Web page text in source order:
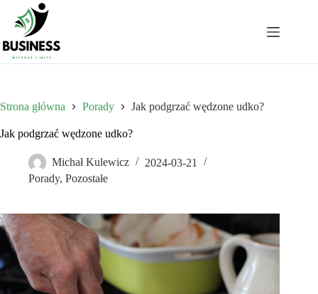
Przejdź
treści
Strona główna Porady Jak podgrzać wędzone udko?
Jak podgrzać wędzone udko?
Michał Kulewicz
2024-03-21
Porady, Pozostałe